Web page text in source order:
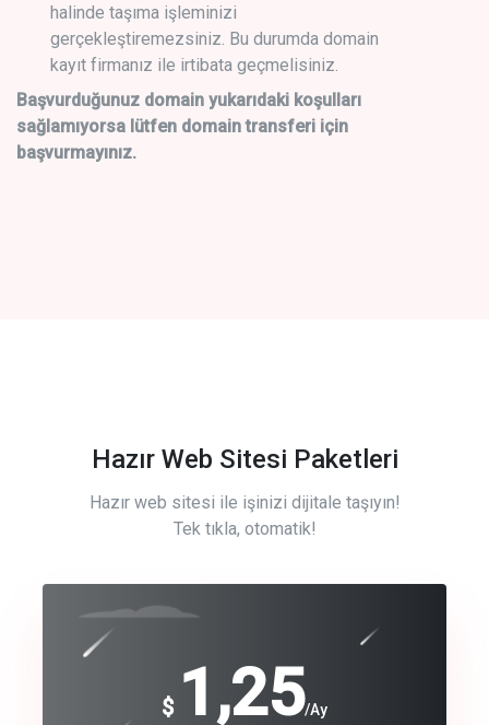
halinde taşıma işleminizi
gerçekleştiremezsiniz. Bu durumda domain
kayıt firmanız ile irtibata geçmelisiniz.
Başvurduğunuz domain yukarıdaki koşulları
sağlamıyorsa lütfen domain transferi için
başvurmayınız.
Hazır Web Sitesi Paketleri
Hazır web sitesi ile işinizi dijitale taşıyın!
Tek tıkla, otomatik!
$ 1,25/Ay
Free